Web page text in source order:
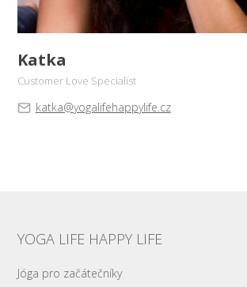
Katka
Customer Love Specialist
katka@yogalifehappylife.cz
YOGA LIFE HAPPY LIFE
Jóga pro začátečníky